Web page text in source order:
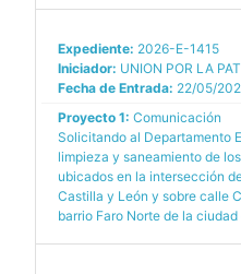
Expediente: 2026-E-1415
Iniciador: UNION POR LA
Fecha de Entrada: 22/05/
Proyecto 1: Comunicación
Solicitando al Departamento
limpieza y saneamiento de
ubicados en la intersección
Castilla y León y sobre calle
barrio Faro Norte de la